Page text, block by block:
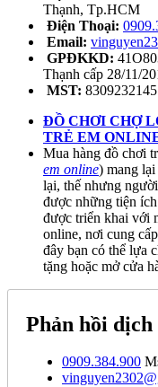
Thạnh, Tp.HCM
Điện Thoại:
Email:
GPĐKKD:
Thạnh cấp 28/11/
MST:
ĐỒ CHƠI CHỢ
TRẺ EM
Mua hàng đồ chơi
em online) mang
lại, thế nhưng
được những tiện
được triển khai với
online, nơi cung
đây bạn có thể lựa
tặng hoặc mở cửa
Phản hồi dịch
0909.384.900